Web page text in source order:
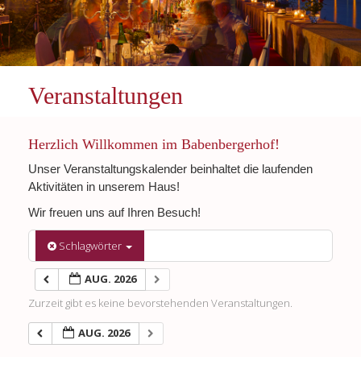
Veranstaltungen
Herzlich Willkommen im Babenbergerhof!
Unser Veranstaltungskalender beinhaltet die laufenden
Aktivitäten in unserem Haus!
Wir freuen uns auf Ihren Besuch!
Schlagwörter
AUG. 2026
Zurzeit gibt es keine bevorstehenden Veranstaltungen.
AUG. 2026